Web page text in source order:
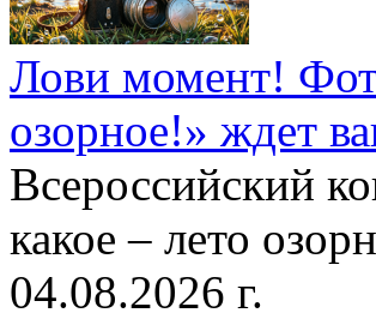
Лови момент!
озорное!» ждет
Всероссийский
какое – лето
04.08.2026 г.